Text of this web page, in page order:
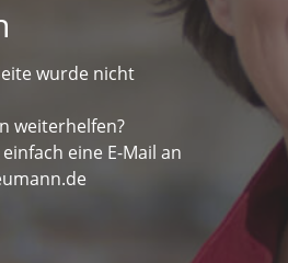
wurde nicht
weiterhelfen?
eine E-Mail an